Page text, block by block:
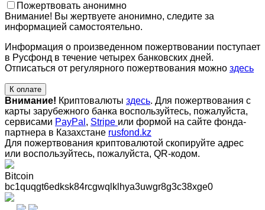
Пожертвовать анонимно
Внимание! Вы жертвуете анонимно, следите за
информацией самостоятельно.
Информация о произведенном пожертвовании поступает
в Русфонд в течение четырех банковских дней.
Отписаться от регулярного пожертвования можно здесь
К оплате
Внимание! Криптовалюты здесь. Для пожертвования с
карты зарубежного банка воспользуйтесь, пожалуйста,
сервисами PayPal , Stripe или формой на сайте фонда-
партнера в Казахстане rusfond.kz
Для пожертвования криптовалютой скопируйте адрес
или воспользуйтесь, пожалуйста, QR-кодом.
Bitcoin
bc1quqgt6edksk84rcgwqlklhya3uwgr8g3c38xge0